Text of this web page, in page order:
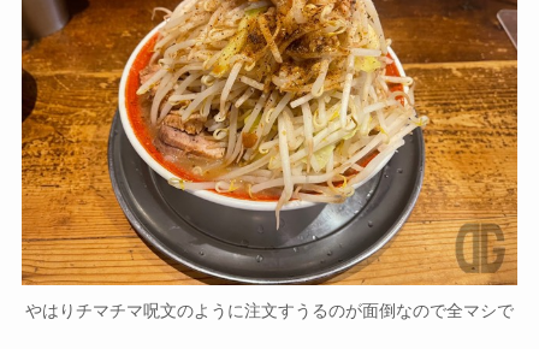
やはりチマチマ呪文のように注文すうるのが面倒なので全マシで